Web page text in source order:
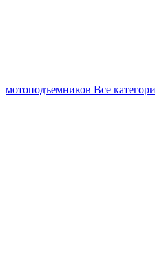
мотоподъемников Все